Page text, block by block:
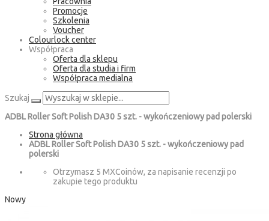
Promocje
Szkolenia
Voucher
Colourlock center
Współpraca
Oferta dla sklepu
Oferta dla studia i firm
Współpraca medialna
Szukaj
ADBL Roller Soft Polish DA30 5 szt. - wykończeniowy pad polerski
Strona główna
ADBL Roller Soft Polish DA30 5 szt. - wykończeniowy pad
polerski
Otrzymasz 5 MXCoinów, za napisanie recenzji po
zakupie tego produktu
Nowy